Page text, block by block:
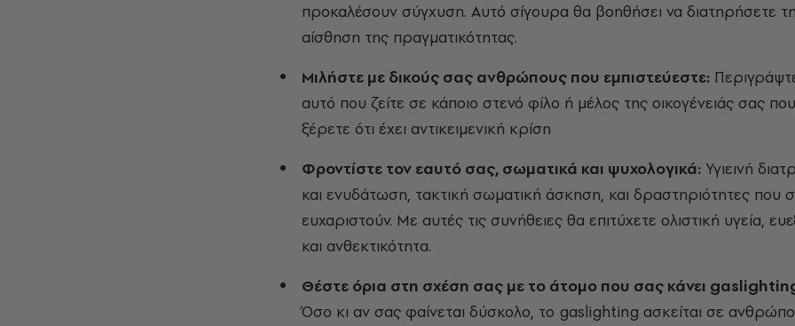
προκαλέσουν σύγχυση. Αυτό σίγουρα θα βοηθήσει να διατηρήσετε
αίσθηση της πραγματικότητας.
Μιλήστε με δικούς σας ανθρώπους που εμπιστεύεστε:
αυτό που ζείτε σε κάποιο στενό φίλο ή μέλος της οικογένειάς σας που
ξέρετε ότι έχει αντικειμενική κρίση
Φροντίστε τον εαυτό σας, σωματικά και ψυχολογικά: Υγιεινή
και ενυδάτωση, τακτική σωματική άσκηση, και δραστηριότητες που
ευχαριστούν. Με αυτές τις συνήθειες θα επιτύχετε ολιστική υγεία,
και ανθεκτικότητα.
Θέστε όρια στη σχέση σας με το άτομο που σας κάνει
Όσο κι αν σας φαίνεται δύσκολο, το gaslighting ασκείται σε